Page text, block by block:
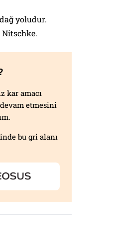
yoludur.
kar amacı
etmesini
bu gri alanı